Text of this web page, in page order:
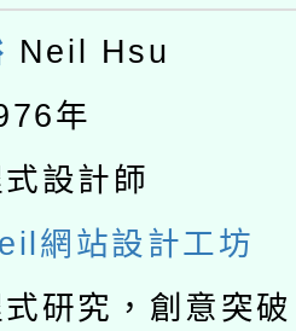
甄選結果公
年度第2次
選結果公告(
民族委員會
住民族歲時祭
暑期犯罪預防
115年70歲以
講座「吃得安
Neil Hsu
年
設計師
網站設計工坊
研究，創意突